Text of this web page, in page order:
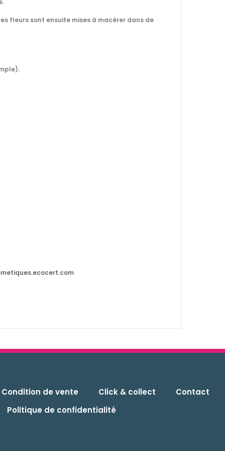
fleurs sont ensuite mises à macérer dans de
Condition de vente Click & collect
Contact
Politique de confidentialité